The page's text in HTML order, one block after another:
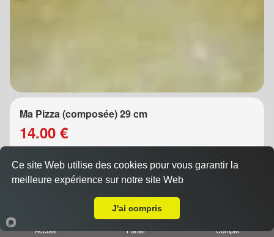
Ma Pizza (composée) 29 cm
14.00 €
Composez vous-même votre pizza (5 ingrédients au
choix) ATTENTION PIZZA SANS FROMAGE
DESSUS MERCI DE LE CHOI...
Accueil Panier Compte
Ce site Web utilise des cookies pour vous garantir la
meilleure expérience sur notre site Web
J'ai compris